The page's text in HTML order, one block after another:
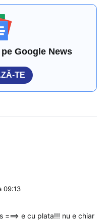
Google News
TE
09:13
e cu plata!!! nu e chiar